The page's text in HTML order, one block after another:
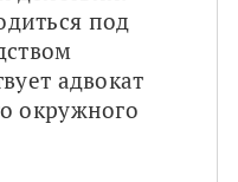
под
адвокат
окружного